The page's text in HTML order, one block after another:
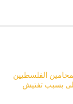
الفلسطيين
بسبب تفتيش